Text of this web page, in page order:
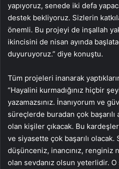
yapıyoruz, senede iki defa
destek bekliyoruz. Sizlerin
önemli. Bu projeyi de inşallah
ikincisini de nisan ayında
duyuruyoruz.” diye konuştu.
Tüm projeleri inanarak
“Hayalini kurmadığınız hiçbir
yazamazsınız. İnanıyorum ve
süreçlerde buradan çok
olan kişiler çıkacak. Bu
ve siyasette çok başarılı
düşünceniz, inancınız, renginiz
olan sevdanız olsun yeterlidir. O